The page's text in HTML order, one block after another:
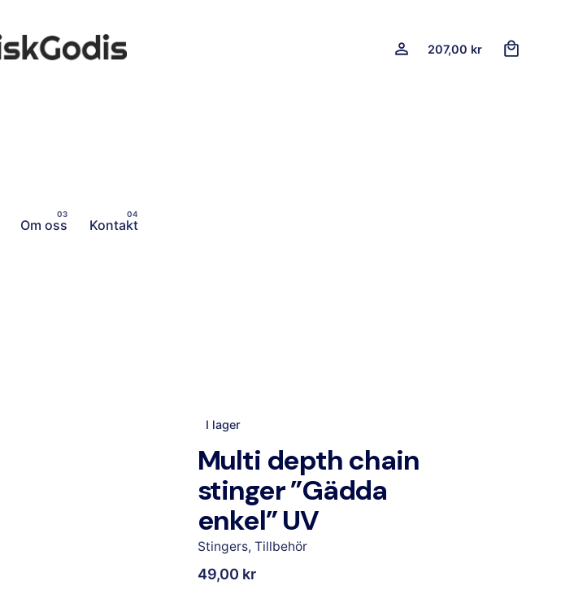
207,00 kr
Om oss Kontakt
I lager
Multi depth chain
stinger ”Gädda
enkel” UV
Stingers, Tillbehör
49,00 kr